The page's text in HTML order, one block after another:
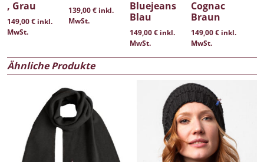
, Grau
149,00€ inkl.
MwSt.
139,00€ inkl.
MwSt.
Bluejeans
Blau
149,00€ inkl.
MwSt.
Cognac
Braun
149,00€ inkl.
MwSt.
Ähnliche Produkte